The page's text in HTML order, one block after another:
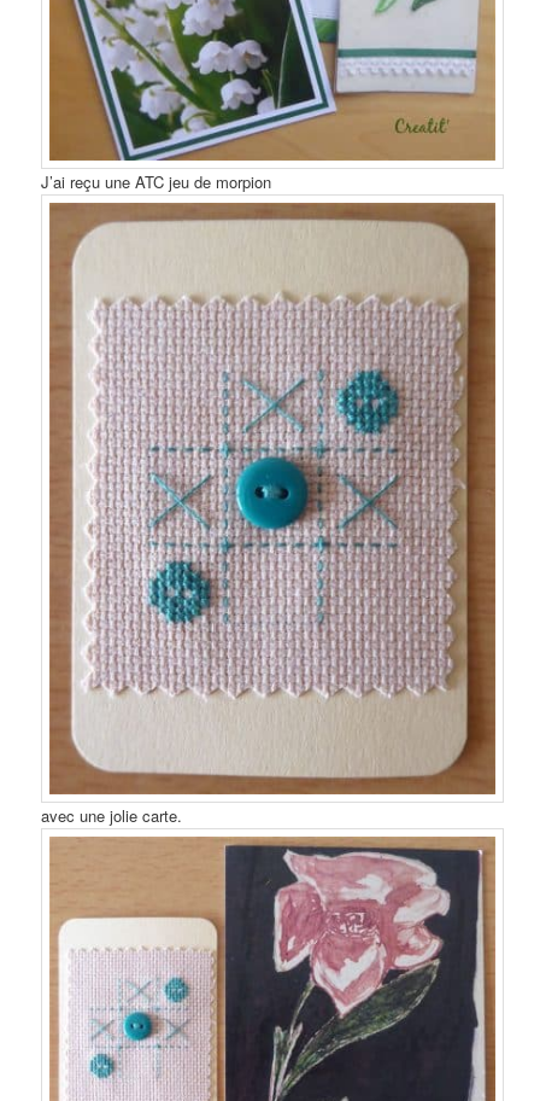
J’ai reçu une ATC jeu de morpion
avec une jolie carte.